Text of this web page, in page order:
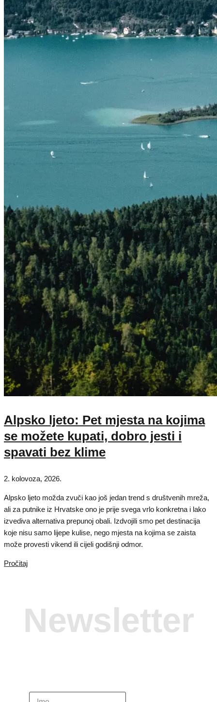
Alpsko ljeto: Pet mjesta na kojima
se možete kupati, dobro jesti i
spavati bez klime
2. kolovoza, 2026.
Alpsko ljeto možda zvuči kao još jedan trend s društvenih mreža,
ali za putnike iz Hrvatske ono je prije svega vrlo konkretna i lako
izvediva alternativa prepunoj obali. Izdvojili smo pet destinacija
koje nisu samo lijepe kulise, nego mjesta na kojima se zaista
može provesti vikend ili cijeli godišnji odmor.
Pročitaj
Newsletter